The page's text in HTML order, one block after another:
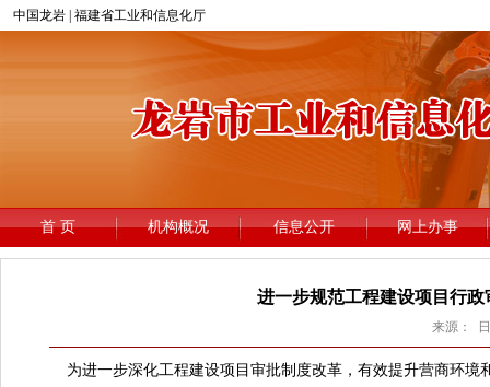
进一步规范工程建设项目行
来源：
为进一步深化工程建设项目审批制度改革，有效提升营商环